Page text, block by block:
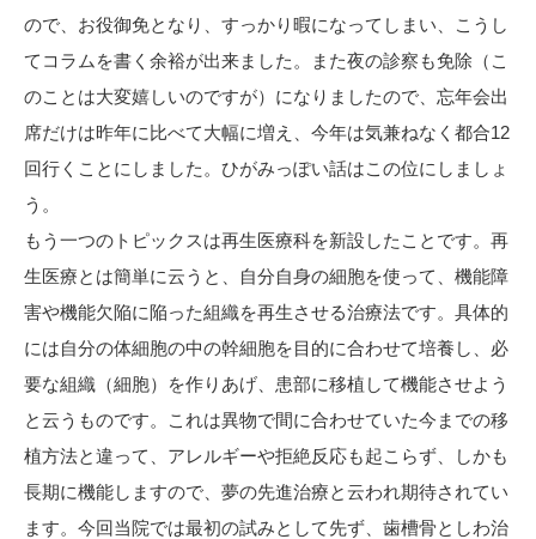
ので、お役御免となり、すっかり暇になってしまい、こうし
てコラムを書く余裕が出来ました。また夜の診察も免除（こ
のことは大変嬉しいのですが）になりましたので、忘年会出
席だけは昨年に比べて大幅に増え、今年は気兼ねなく都合12
回行くことにしました。ひがみっぽい話はこの位にしましょ
う。
もう一つのトピックスは再生医療科を新設したことです。再
生医療とは簡単に云うと、自分自身の細胞を使って、機能障
害や機能欠陥に陥った組織を再生させる治療法です。具体的
には自分の体細胞の中の幹細胞を目的に合わせて培養し、必
要な組織（細胞）を作りあげ、患部に移植して機能させよう
と云うものです。これは異物で間に合わせていた今までの移
植方法と違って、アレルギーや拒絶反応も起こらず、しかも
長期に機能しますので、夢の先進治療と云われ期待されてい
ます。今回当院では最初の試みとして先ず、歯槽骨としわ治